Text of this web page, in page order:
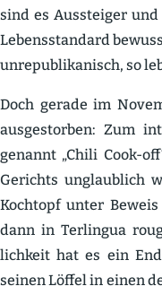
sind es Aussteiger
Lebens­standard
unrepu­bli­ka­nisch, so
Doch gerade im
ausge­storben: Zum
genannt „Chili Cook-
Gerichts unglaublich
Kochtopf unter
dann in Terlingua
lichkeit hat es ein
seinen Löffel in einen